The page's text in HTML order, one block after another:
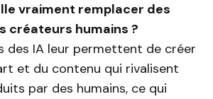
vraiment remplacer des
créateurs humains ?
des IA leur permettent de créer
et du contenu qui rivalisent
par des humains, ce qui